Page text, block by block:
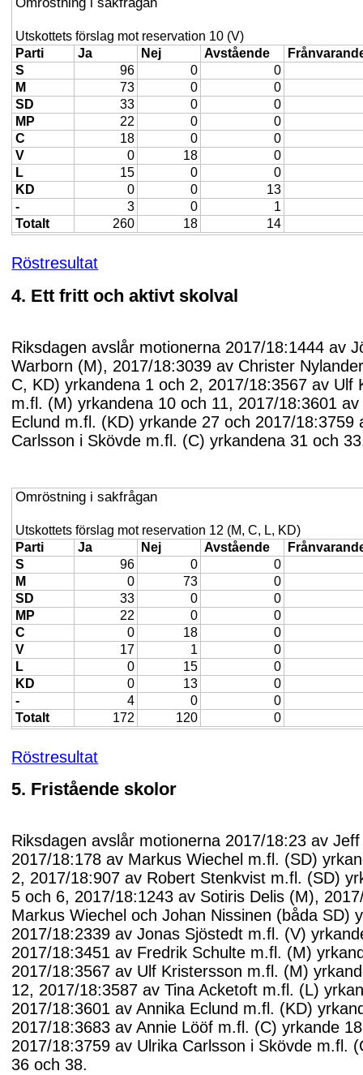
Utskottets förslag mot reservation 10 (V)
Parti
Ja Nej Avstående
S
96 0
0
M
73 0
0
SD
33 0
0
MP
22 0
0
C
18 0
0
V
0 18
0
L
15 0
0
KD
0 0
13
-
3 0
1
Totalt
260 18 14
Röstresultat
4. Ett fritt och aktivt skolval
Riksdagen avslår motionerna 2017/18:1444 av
Warborn (M), 2017/18:3039 av Christer
C, KD) yrkandena 1 och 2, 2017/18:3567 av Ulf
m.fl. (M) yrkandena 10 och 11, 2017/18:3601 av
Eclund m.fl. (KD) yrkande 27 och 2017/18:3759
Carlsson i Skövde m.fl. (C) yrkandena 31 och
Omröstning i sakfrågan
Utskottets förslag mot reservation 12 (M, C, L, KD)
Parti
Ja Nej Avstående
S
96 0
0
M
0 73
0
SD
33 0
0
MP
22 0
0
C
0 18
0
V
17 1
0
L
0 15
0
KD
0 13
0
-
4 0
0
Totalt
172 120 0
Röstresultat
5. Fristående skolor
Riksdagen avslår motionerna 2017/18:23 av
2017/18:178 av Markus Wiechel m.fl. (SD)
2, 2017/18:907 av Robert Stenkvist m.fl. (SD)
5 och 6, 2017/18:1243 av Sotiris Delis (M),
Markus Wiechel och Johan Nissinen (båda SD)
2017/18:2339 av Jonas Sjöstedt m.fl. (V)
2017/18:3451 av Fredrik Schulte m.fl. (M)
2017/18:3567 av Ulf Kristersson m.fl. (M)
12, 2017/18:3587 av Tina Acketoft m.fl. (L)
2017/18:3601 av Annika Eclund m.fl. (KD)
2017/18:3683 av Annie Lööf m.fl. (C) yrkande
2017/18:3759 av Ulrika Carlsson i Skövde m.fl.
36 och 38.